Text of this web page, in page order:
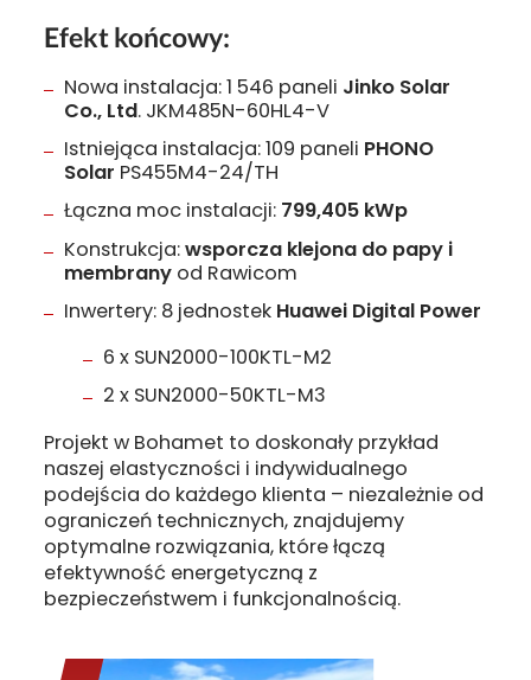
Efekt końcowy:
Nowa instalacja: 1 546 paneli Jinko Solar
Co., Ltd. JKM485N-60HL4-V
Istniejąca instalacja: 109 paneli PHONO
Solar PS455M4-24/TH
Łączna moc instalacji: 799,405 kWp
Konstrukcja:wsporcza klejona do papy i
membranyod Rawicom
Inwertery: 8 jednostek Huawei Digital Power
6 x SUN2000-100KTL-M2
2 x SUN2000-50KTL-M3
Projekt w Bohamet to doskonały przykład
naszej elastyczności i indywidualnego
podejścia do każdego klienta – niezależnie od
ograniczeń technicznych, znajdujemy
optymalne rozwiązania, które łączą
efektywność energetyczną z
bezpieczeństwem i funkcjonalnością.